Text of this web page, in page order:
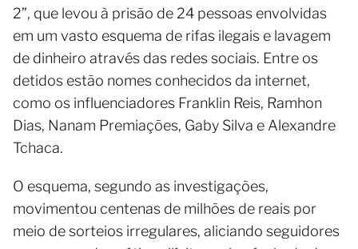
2”, que levou à prisão de 24 pessoas envolvidas
em um vasto esquema de rifas ilegais e lavagem
de dinheiro através das redes sociais. Entre os
detidos estão nomes conhecidos da internet,
como os influenciadores Franklin Reis, Ramhon
Dias, Nanam Premiações, Gaby Silva e Alexandre
Tchaca.
O esquema, segundo as investigações,
movimentou centenas de milhões de reais por
meio de sorteios irregulares, aliciando seguidores